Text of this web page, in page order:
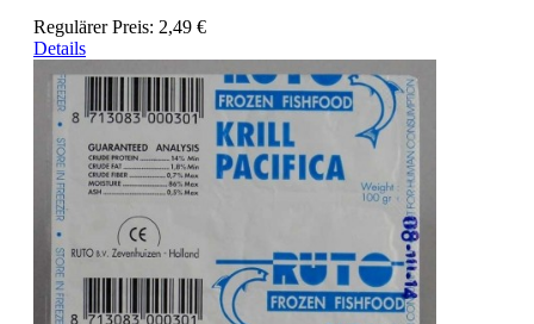
Regulärer Preis: 2,49 €
Details